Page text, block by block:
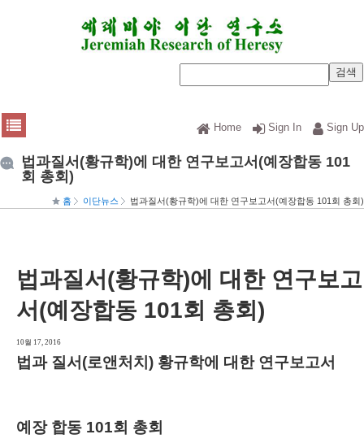
Home Sign In Sign Up
법과질서(황규학)에 대한 연구보고서(예장합동 101
회 총회)
홈 이단뉴스 법과질서(황규학)에 대한 연구보고서(예장합동 101회 총회)
법과질서(황규학)에 대한 연구보고
서(예장합동 101회 총회)
10월 17, 2016
법과 질서(로앤처치) 황규학에 대한 연구보고서
예장 합동 101회 총회